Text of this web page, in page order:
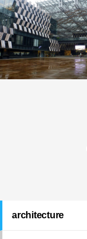
architecture